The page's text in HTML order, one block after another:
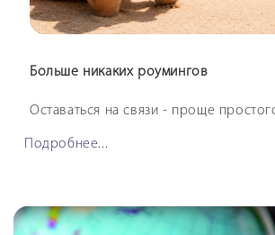
Больше никаких роумингов
Оставаться на связи - проще
Подробнее...